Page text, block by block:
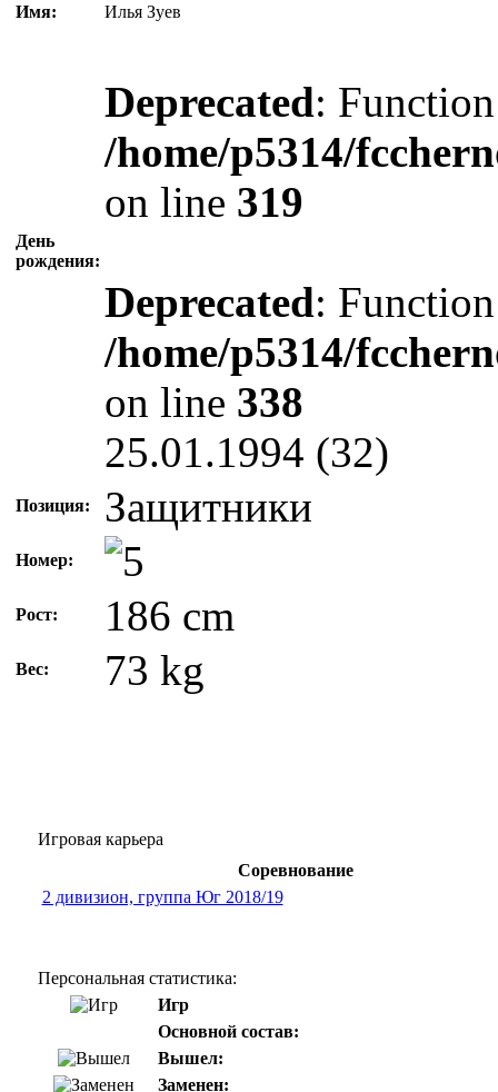
Имя: Илья Зуев
День
рождения:
Deprecated:
/home/p5314/
on line 319
Deprecated:
/home/p5314/
on line 338
25.01.1994 (32)
Позиция: Защитники
Номер:
Рост: 186 cm
Вес: 73 kg
Игровая карьера
Соревнование
2 дивизион, группа Юг 2018/19
Персональная статистика:
Игр
Основной состав:
Вышел:
Заменен: